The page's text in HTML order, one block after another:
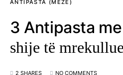
ANTIPASTA (MEZE)
3 Antipasta
shije të
2 SHARES NO COMMENTS